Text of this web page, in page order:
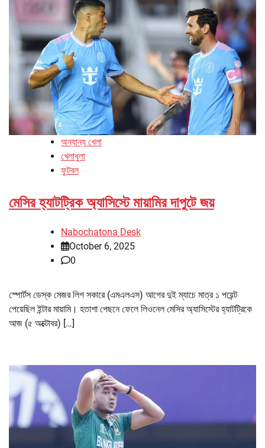
অন্যান্য খেলা
খেলাধুলা
ফুটবল
মেসির হ্যাটট্রিক অ্যাসিস্টে মায়ামির দাপুটে জয়
Nabochatona Desk
October 6, 2025
0
স্পোর্টস ডেস্ক মেজর লিগ সকারে (এমএলএস) আগের দুই ম্যাচে মাত্র ১ পয়েন্ট
পেয়েছিল ইন্টার মায়ামি। হতাশা পেছনে ফেলে লিওনেল মেসির অ্যাসিস্টের হ্যাটট্রিকে
আজ (৫ অক্টোবর) […]